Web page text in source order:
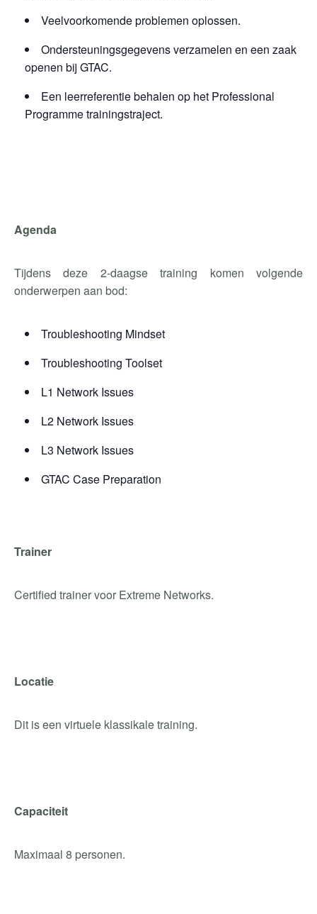
Veelvoorkomende problemen oplossen.
Ondersteuningsgegevens verzamelen en een zaak
openen bij GTAC.
Een leerreferentie behalen op het Professional
Programme trainingstraject.
Agenda
Tijdens deze 2-daagse training komen volgende
onderwerpen aan bod:
Troubleshooting Mindset
Troubleshooting Toolset
L1 Network Issues
L2 Network Issues
L3 Network Issues
GTAC Case Preparation
Trainer
Certified trainer voor Extreme Networks.
Locatie
Dit is een virtuele klassikale training.
Capaciteit
Maximaal 8 personen.